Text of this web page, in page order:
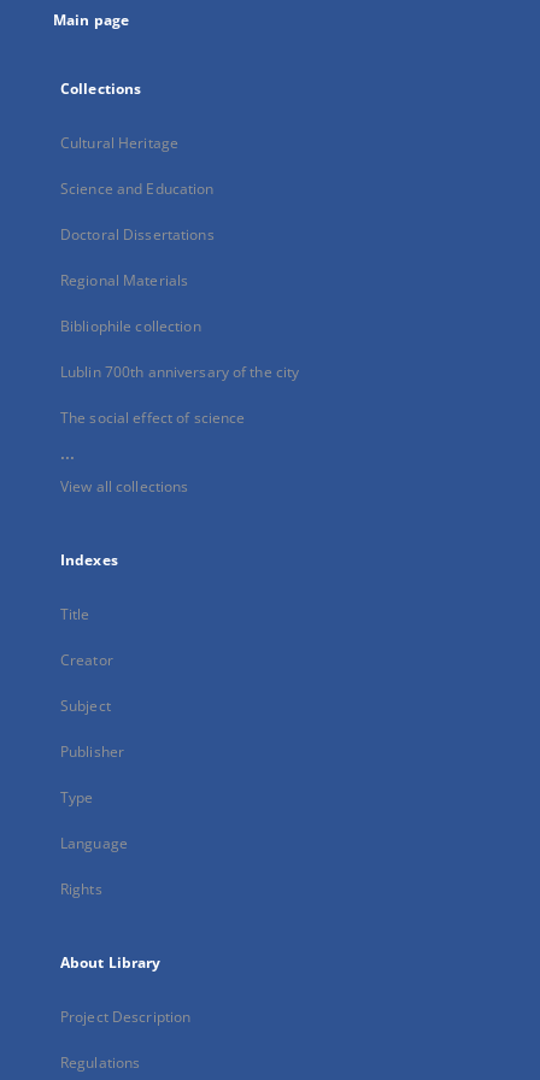
Main page
Collections
Cultural Heritage
Science and Education
Doctoral Dissertations
Regional Materials
Bibliophile collection
Lublin 700th anniversary of the city
The social effect of science
...
View all collections
Indexes
Title
Creator
Subject
Publisher
Type
Language
Rights
About Library
Project Description
Regulations